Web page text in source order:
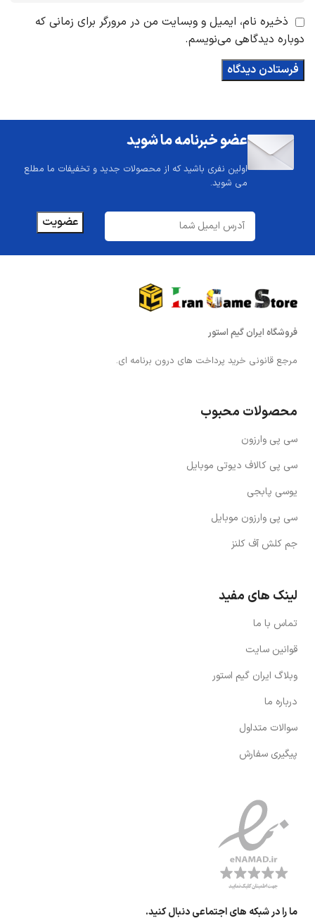
ذخیره نام، ایمیل و وبسایت من در مرورگر برای زمانی که
دوباره دیدگاهی می‌نویسم.
عضو خبرنامه ما شوید
اولین نفری باشید که از محصولات جدید و تخفیفات ما مطلع
می شوید.
فروشگاه ایران گیم استور
مرجع قانونی خرید پرداخت های درون برنامه ای.
محصولات محبوب
سی پی وارزون
سی پی کالاف دیوتی موبایل
یوسی پابجی
سی پی وارزون موبایل
جم کلش آف کلنز
لینک های مفید
تماس با ما
قوانین سایت
وبلاگ ایران گیم استور
درباره ما
سوالات متداول
پیگیری سفارش
ما را در شبکه های اجتماعی دنبال کنید.